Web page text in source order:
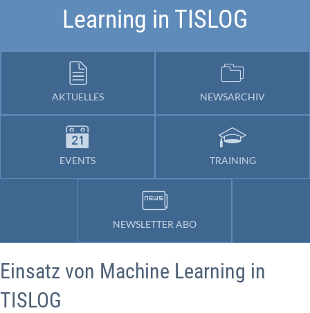
Learning in TISLOG
AKTUELLES NEWSARCHIV
EVENTS TRAINING
NEWSLETTER ABO
Einsatz von Machine Learning in
TISLOG